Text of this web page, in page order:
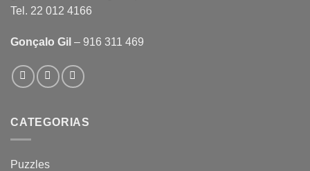
Tel. 22 012 4166
Gonçalo Gil – 916 311 469
CATEGORIAS
Puzzles